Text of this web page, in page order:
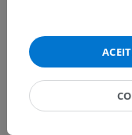
Hierarquia